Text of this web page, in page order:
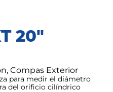
20"
Compas Exterior
para medir el diámetro
del orificio cilíndrico